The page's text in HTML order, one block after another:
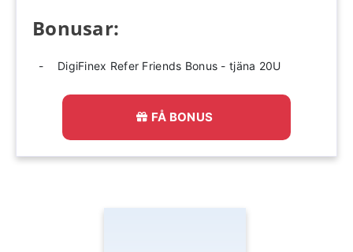
Bonusar:
DigiFinex Refer Friends Bonus - tjäna 20U
FÅ BONUS